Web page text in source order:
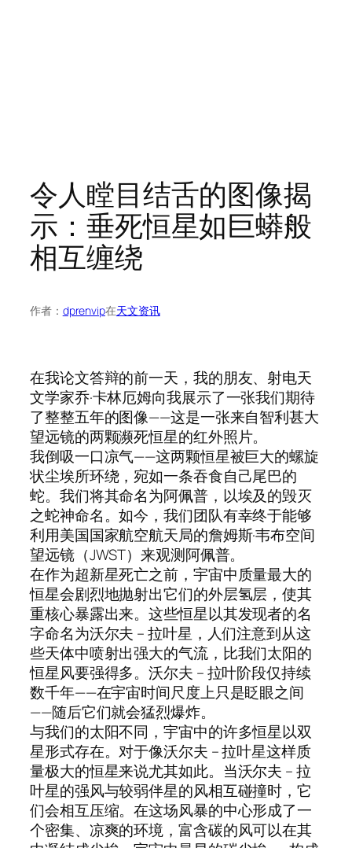
令人瞠目结舌的图像揭
示：垂死恒星如巨蟒般
相互缠绕
作者： dprenvip在天文资讯
在我论文答辩的前一天，我的朋友、射电天
文学家乔·卡林厄姆向我展示了一张我们期待
了整整五年的图像——这是一张来自智利甚大
望远镜的两颗濒死恒星的红外照片。
我倒吸一口凉气——这两颗恒星被巨大的螺旋
状尘埃所环绕，宛如一条吞食自己尾巴的
蛇。我们将其命名为阿佩普，以埃及的毁灭
之蛇神命名。如今，我们团队有幸终于能够
利用美国国家航空航天局的詹姆斯·韦布空间
望远镜（JWST）来观测阿佩普。
在作为超新星死亡之前，宇宙中质量最大的
恒星会剧烈地抛射出它们的外层氢层，使其
重核心暴露出来。这些恒星以其发现者的名
字命名为沃尔夫 – 拉叶星，人们注意到从这
些天体中喷射出强大的气流，比我们太阳的
恒星风要强得多。沃尔夫 – 拉叶阶段仅持续
数千年——在宇宙时间尺度上只是眨眼之间
——随后它们就会猛烈爆炸。
与我们的太阳不同，宇宙中的许多恒星以双
星形式存在。对于像沃尔夫 – 拉叶星这样质
量极大的恒星来说尤其如此。当沃尔夫 – 拉
叶星的强风与较弱伴星的风相互碰撞时，它
们会相互压缩。在这场风暴的中心形成了一
个密集、凉爽的环境，富含碳的风可以在其